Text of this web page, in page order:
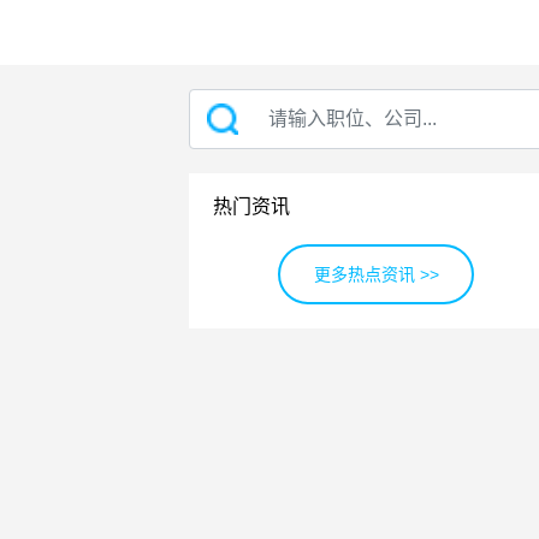
热门资讯
更多热点资讯 >>